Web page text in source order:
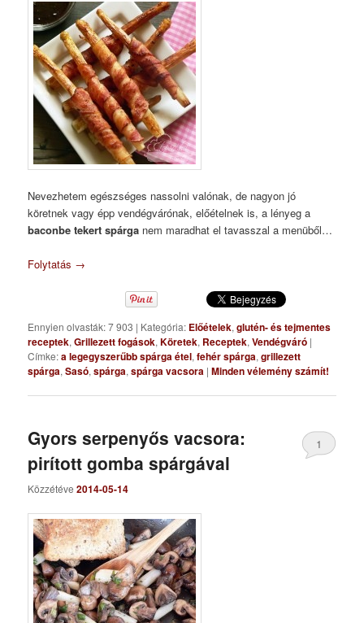
Nevezhetem egészséges nassolni valónak, de nagyon jó
köretnek vagy épp vendégvárónak, előételnek is, a lényeg a
baconbe tekert spárga nem maradhat el tavasszal a menüből…
Folytatás →
Ennyien olvasták: 7 903 | Kategória: Előételek,glutén- és tejmentes
receptek,Grillezett fogások,Köretek, Receptek,Vendégváró |
Címke:a legegyszerűbb spárga étel,fehér spárga,grillezett
spárga,Sasó,spárga,spárga vacsora |Minden vélemény számít!
Gyors serpenyős vacsora:
pirított gomba spárgával
Közzétéve2014-05-14
1